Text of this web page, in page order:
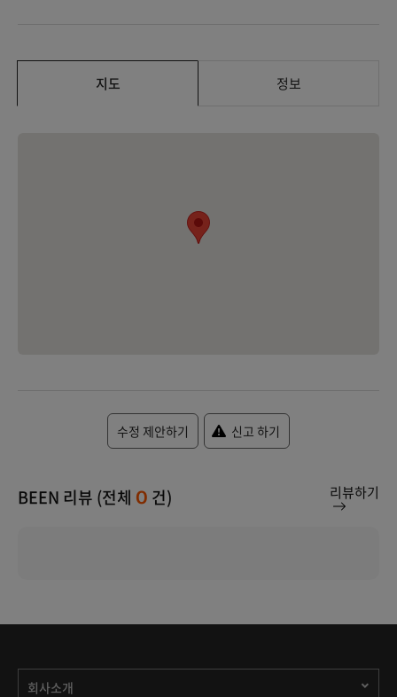
지도 정보
수정 제안하기 신고 하기
BEEN 리뷰 (전체 0 건) 리뷰하기
회사소개